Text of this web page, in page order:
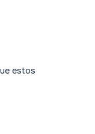
estos